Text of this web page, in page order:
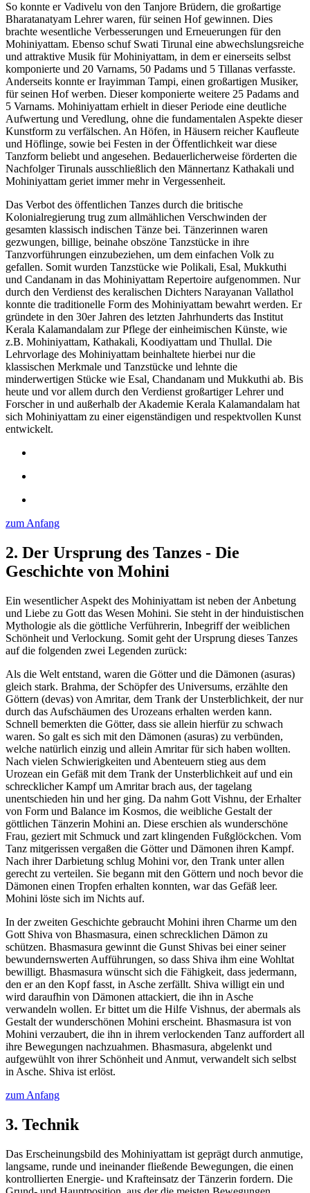
So konnte er Vadivelu von den Tanjore Brüdern, die großartige
Bharatanatyam Lehrer waren, für seinen Hof gewinnen. Dies
brachte wesentliche Verbesserungen und Erneuerungen für den
Mohiniyattam. Ebenso schuf Swati Tirunal eine abwechslungsreiche
und attraktive Musik für Mohiniyattam, in dem er einerseits selbst
komponierte und 20 Varnams, 50 Padams und 5 Tillanas verfasste.
Anderseits konnte er Irayimman Tampi, einen großartigen Musiker,
für seinen Hof werben. Dieser komponierte weitere 25 Padams and
5 Varnams. Mohiniyattam erhielt in dieser Periode eine deutliche
Aufwertung und Veredlung, ohne die fundamentalen Aspekte dieser
Kunstform zu verfälschen. An Höfen, in Häusern reicher Kaufleute
und Höflinge, sowie bei Festen in der Öffentlichkeit war diese
Tanzform beliebt und angesehen. Bedauerlicherweise förderten die
Nachfolger Tirunals ausschließlich den Männertanz Kathakali und
Mohiniyattam geriet immer mehr in Vergessenheit.
Das Verbot des öffentlichen Tanzes durch die britische
Kolonialregierung trug zum allmählichen Verschwinden der
gesamten klassisch indischen Tänze bei. Tänzerinnen waren
gezwungen, billige, beinahe obszöne Tanzstücke in ihre
Tanzvorführungen einzubeziehen, um dem einfachen Volk zu
gefallen. Somit wurden Tanzstücke wie Polikali, Esal, Mukkuthi
und Candanam in das Mohiniyattam Repertoire aufgenommen. Nur
durch den Verdienst des keralischen Dichters Narayanan Vallathol
konnte die traditionelle Form des Mohiniyattam bewahrt werden. Er
gründete in den 30er Jahren des letzten Jahrhunderts das Institut
Kerala Kalamandalam zur Pflege der einheimischen Künste, wie
z.B. Mohiniyattam, Kathakali, Koodiyattam und Thullal. Die
Lehrvorlage des Mohiniyattam beinhaltete hierbei nur die
klassischen Merkmale und Tanzstücke und lehnte die
minderwertigen Stücke wie Esal, Chandanam und Mukkuthi ab. Bis
heute und vor allem durch den Verdienst großartiger Lehrer und
Forscher in und außerhalb der Akademie Kerala Kalamandalam hat
sich Mohiniyattam zu einer eigenständigen und respektvollen Kunst
entwickelt.
zum Anfang
2. Der Ursprung des Tanzes - Die
Geschichte von Mohini
Ein wesentlicher Aspekt des Mohiniyattam ist neben der Anbetung
und Liebe zu Gott das Wesen Mohini. Sie steht in der hinduistischen
Mythologie als die göttliche Verführerin, Inbegriff der weiblichen
Schönheit und Verlockung. Somit geht der Ursprung dieses Tanzes
auf die folgenden zwei Legenden zurück:
Als die Welt entstand, waren die Götter und die Dämonen (asuras)
gleich stark. Brahma, der Schöpfer des Universums, erzählte den
Göttern (devas) von Amritar, dem Trank der Unsterblichkeit, der nur
durch das Aufschäumen des Urozeans erhalten werden kann.
Schnell bemerkten die Götter, dass sie allein hierfür zu schwach
waren. So galt es sich mit den Dämonen (asuras) zu verbünden,
welche natürlich einzig und allein Amritar für sich haben wollten.
Nach vielen Schwierigkeiten und Abenteuern stieg aus dem
Urozean ein Gefäß mit dem Trank der Unsterblichkeit auf und ein
schrecklicher Kampf um Amritar brach aus, der tagelang
unentschieden hin und her ging. Da nahm Gott Vishnu, der Erhalter
von Form und Balance im Kosmos, die weibliche Gestalt der
göttlichen Tänzerin Mohini an. Diese erschien als wunderschöne
Frau, geziert mit Schmuck und zart klingenden Fußglöckchen. Vom
Tanz mitgerissen vergaßen die Götter und Dämonen ihren Kampf.
Nach ihrer Darbietung schlug Mohini vor, den Trank unter allen
gerecht zu verteilen. Sie begann mit den Göttern und noch bevor die
Dämonen einen Tropfen erhalten konnten, war das Gefäß leer.
Mohini löste sich im Nichts auf.
In der zweiten Geschichte gebraucht Mohini ihren Charme um den
Gott Shiva von Bhasmasura, einen schrecklichen Dämon zu
schützen. Bhasmasura gewinnt die Gunst Shivas bei einer seiner
bewundernswerten Aufführungen, so dass Shiva ihm eine Wohltat
bewilligt. Bhasmasura wünscht sich die Fähigkeit, dass jedermann,
den er an den Kopf fasst, in Asche zerfällt. Shiva willigt ein und
wird daraufhin von Dämonen attackiert, die ihn in Asche
verwandeln wollen. Er bittet um die Hilfe Vishnus, der abermals als
Gestalt der wunderschönen Mohini erscheint. Bhasmasura ist von
Mohini verzaubert, die ihn in ihrem verlockenden Tanz auffordert all
ihre Bewegungen nachzuahmen. Bhasmasura, abgelenkt und
aufgewühlt von ihrer Schönheit und Anmut, verwandelt sich selbst
in Asche. Shiva ist erlöst.
zum Anfang
3. Technik
Das Erscheinungsbild des Mohiniyattam ist geprägt durch anmutige,
langsame, runde und ineinander fließende Bewegungen, die einen
kontrollierten Energie- und Krafteinsatz der Tänzerin fordern. Die